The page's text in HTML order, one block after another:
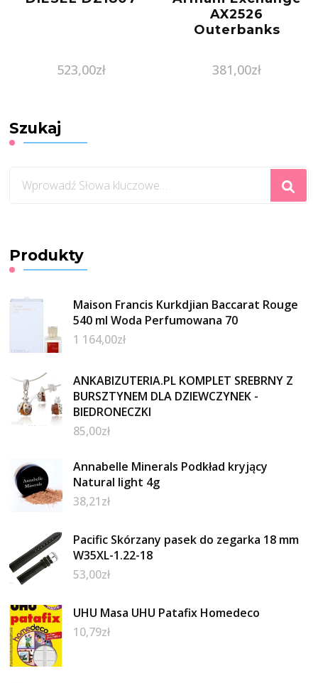
523,00zł
AX2526
Outerbanks
381,00zł
Szukaj
czegoś?
Produkty
Maison Francis Kurkdjian Baccarat Rouge
540 ml Woda Perfumowana 70
1 164,00zł
ANKABIZUTERIA.PL KOMPLET SREBRNY Z
BURSZTYNEM DLA DZIEWCZYNEK -
BIEDRONECZKI
85,00zł
Annabelle Minerals Podkład kryjący
Natural light 4g
38,21zł
Pacific Skórzany pasek do zegarka 18 mm
W35XL-1.22-18
53,00zł
UHU Masa UHU Patafix Homedeco
10,79zł